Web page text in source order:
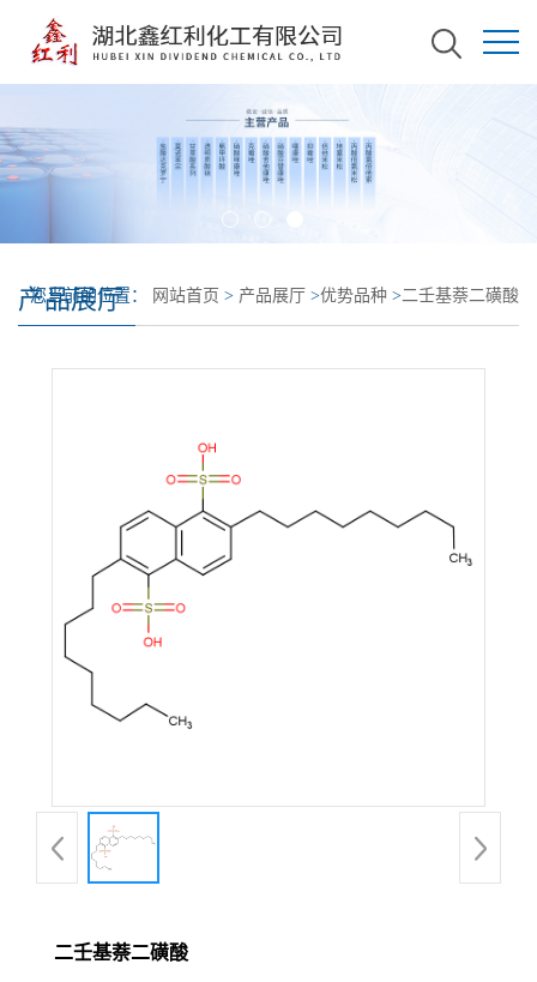
产品展厅
您当前的位置： 网站首页 > 产品展厅 >优势品种 >二壬基萘二磺酸
二壬基萘二磺酸